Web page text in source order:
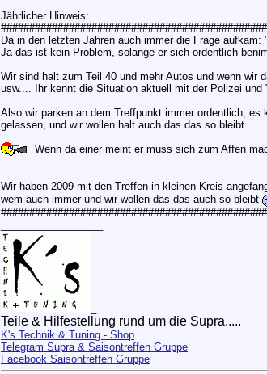
Jährlicher Hinweis:
Da in den letzten Jahren auch immer die Frage
Ja das ist kein Problem, solange er sich ordentlich
Wir sind halt zum Teil 40 und mehr Autos und wenn
usw.... Ihr kennt die Situation aktuell mit der Polizei
Also wir parken an dem Treffpunkt immer ordentlich,
gelassen, und wir wollen halt auch das das so bleibt.
Wenn da einer meint er muss sich zum Affen
Wir haben 2009 mit den Treffen in kleinen Kreis
wem auch immer und wir wollen das das auch so bleibt
Teile & Hilfestellung rund um die Supra.....
K's Technik & Tuning - Shop
Telegram Supra & Saisontreffen Gruppe
Facebook Saisontreffen Gruppe